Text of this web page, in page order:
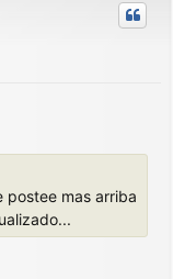
postee mas arriba